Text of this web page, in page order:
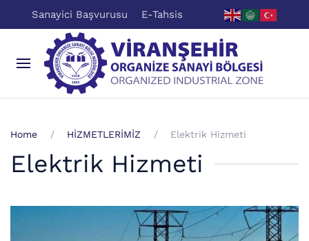
Sanayici Başvurusu E-Tahsis
Home HİZMETLERİMİZ Elektrik Hizmeti
Elektrik Hizmeti